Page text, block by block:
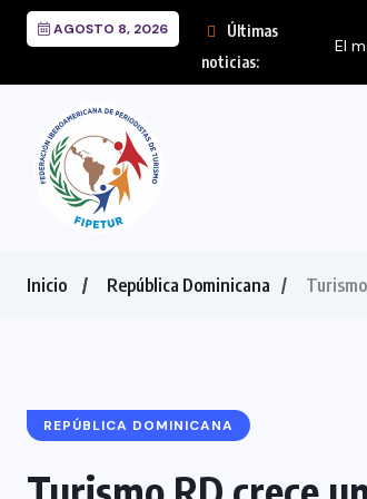
AGOSTO 8, 2026
Últimas
noticias:
El
Inicio República Dominicana
REPÚBLICA DOMINICANA